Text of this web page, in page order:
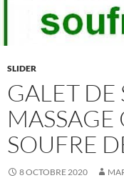
SLIDER
GALET DE
MASSAGE
SOUFRE
8 OCTOBRE 2020